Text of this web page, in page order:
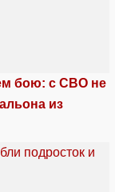
бою: с СВО не
из